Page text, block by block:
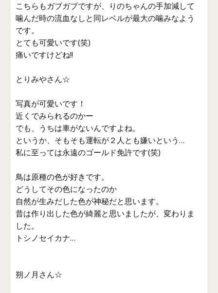
こちらもガブガブですが、りのちゃんの手加減して
噛んだ時の流血なしと同レベルが最大の噛みなよう
です。
とても可愛いです(笑)
痛いですけどね!!
とりみやさん☆
写真が可愛いです！
近くでみられるのかー
でも、うちは車がないんですよね。
というか、そもそも運転が２人とも嫌いという…
私に至っては永遠のゴールド免許です(笑)
鳥は原種の色が好きです。
どうしてその色になったのか
自然が生みだした色が神秘だと思います。
昔は作り出した色が綺麗と思いましたが、変わりま
した。
トシノセイカナ…
朔ノ月さん☆